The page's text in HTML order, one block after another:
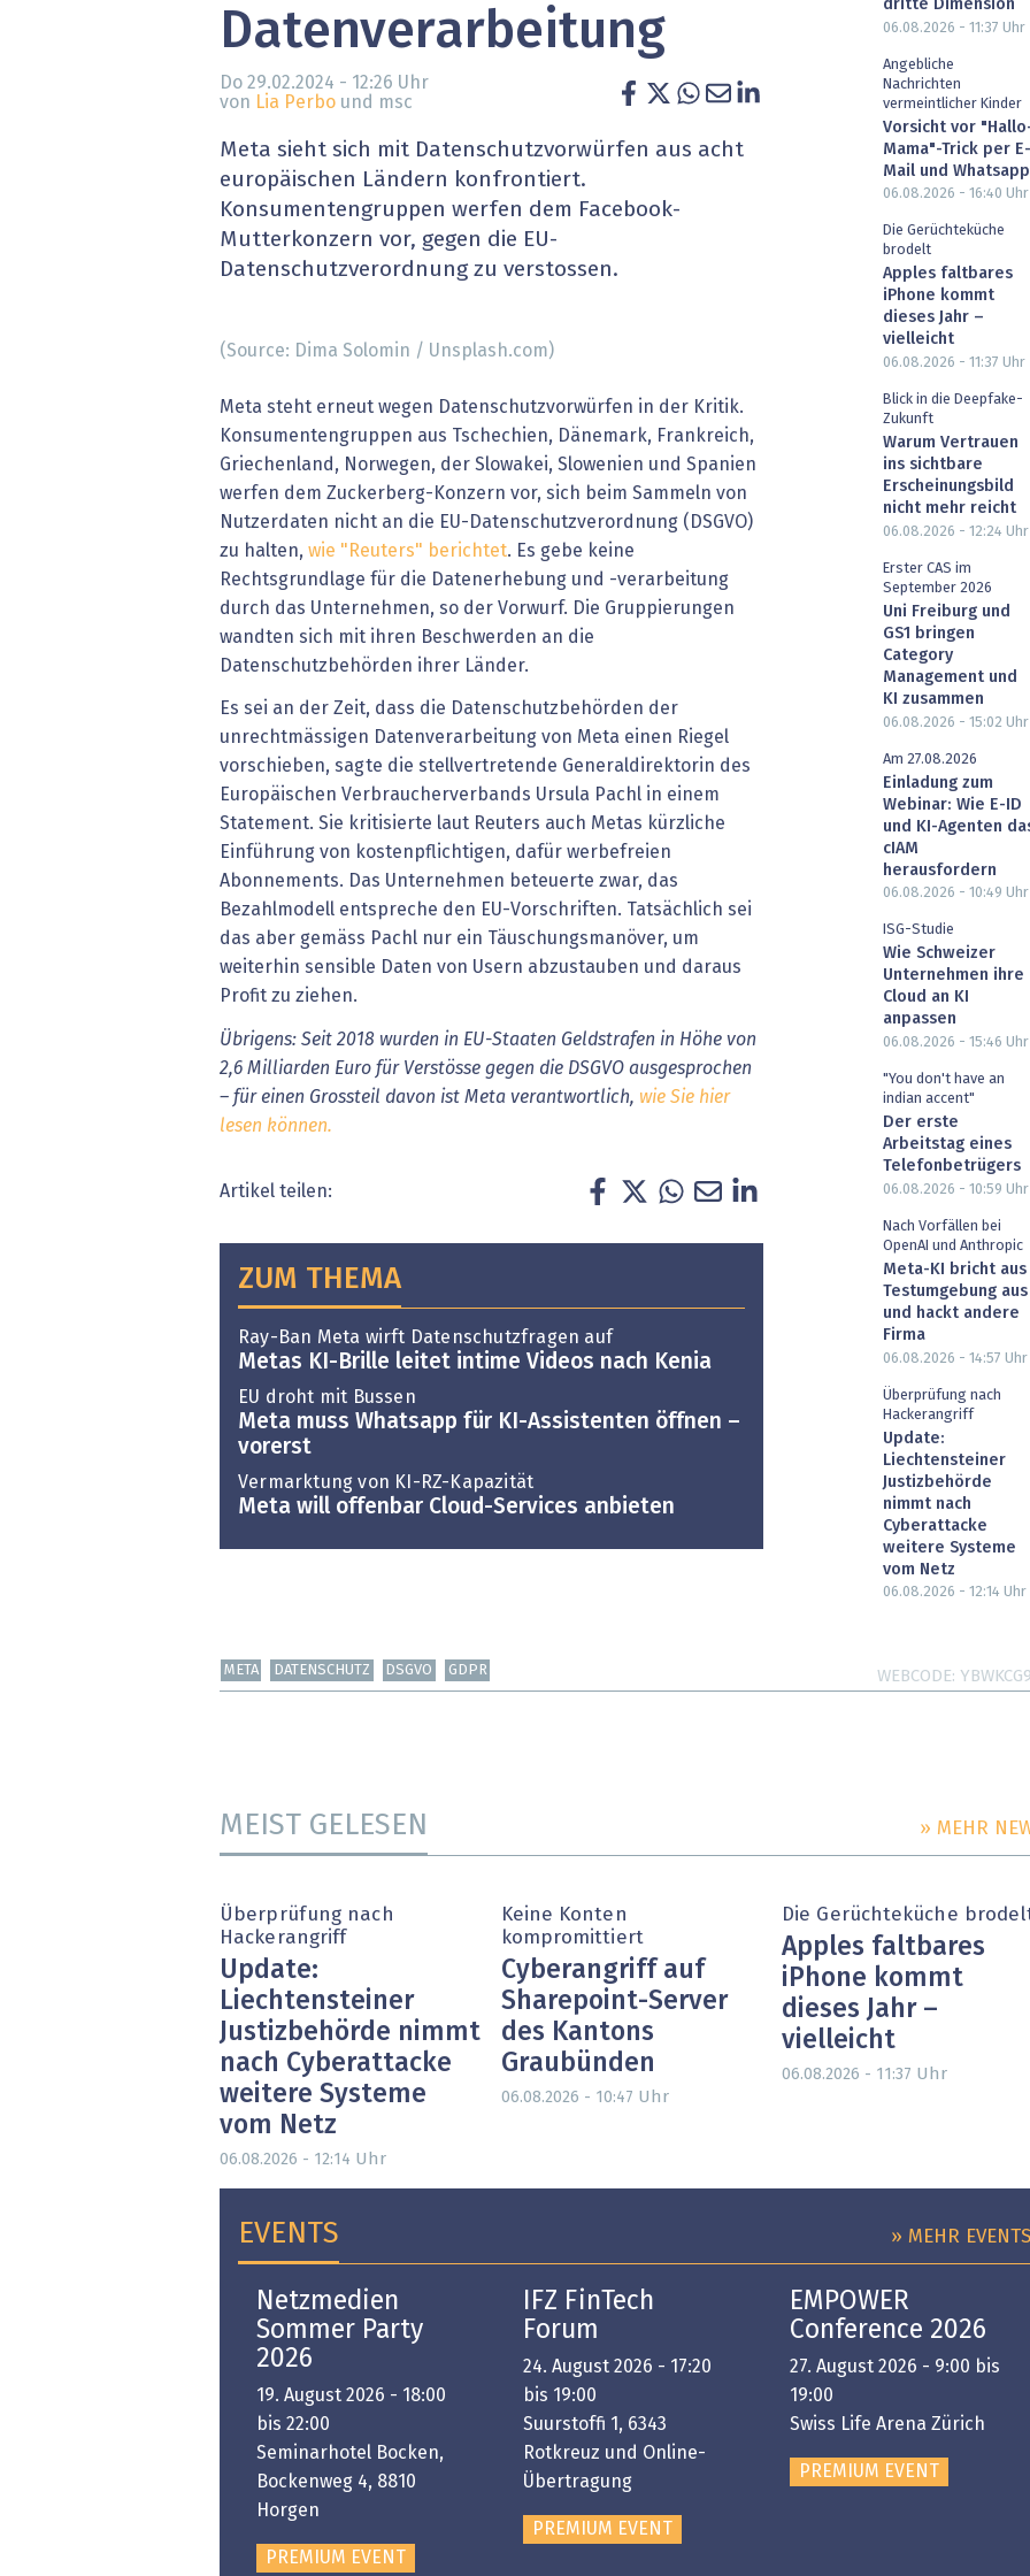
» alle News Gesundheit wird digital
EU-DSGVO
XaaS, Managed Services & Co.
Digital Banking
Artificial Intelligence
Finance 2030
Fintech & Insurtech
Professional AV & Digital Signage
Datenverarbeitung
Do 29.02.2024 - 12:26 Uhr
von Lia Perbo und msc
Meta sieht sich mit Datenschutzvorwürfen aus acht
europäischen Ländern konfrontiert.
Konsumentengruppen werfen dem Facebook-
Mutterkonzern vor, gegen die EU-
Datenschutzverordnung zu verstossen.
(Source: Dima Solomin / Unsplash.com)
Meta steht erneut wegen Datenschutzvorwürfen in der Kritik.
Konsumentengruppen aus Tschechien, Dänemark, Frankreich,
Griechenland, Norwegen, der Slowakei, Slowenien und Spanien
werfen dem Zuckerberg-Konzern vor, sich beim Sammeln von
Nutzerdaten nicht an die EU-Datenschutzverordnung (DSGVO)
zu halten, wie "Reuters" berichtet. Es gebe keine
Rechtsgrundlage für die Datenerhebung und -verarbeitung
durch das Unternehmen, so der Vorwurf. Die Gruppierungen
wandten sich mit ihren Beschwerden an die
Datenschutzbehörden ihrer Länder.
Es sei an der Zeit, dass die Datenschutzbehörden der
unrechtmässigen Datenverarbeitung von Meta einen Riegel
vorschieben, sagte die stellvertretende Generaldirektorin des
Europäischen Verbraucherverbands Ursula Pachl in einem
Statement. Sie kritisierte laut Reuters auch Metas kürzliche
Einführung von kostenpflichtigen, dafür werbefreien
Abonnements. Das Unternehmen beteuerte zwar, das
Bezahlmodell entspreche den EU-Vorschriften. Tatsächlich sei
das aber gemäss Pachl nur ein Täuschungsmanöver, um
weiterhin sensible Daten von Usern abzustauben und daraus
Profit zu ziehen.
Übrigens: Seit 2018 wurden in EU-Staaten Geldstrafen in Höhe von
2,6 Milliarden Euro für Verstösse gegen die DSGVO ausgesprochen
– für einen Grossteil davon ist Meta verantwortlich, wie Sie hier
lesen können.
Artikel teilen:
ZUM THEMA
Ray-Ban Meta wirft Datenschutzfragen auf
Metas KI-Brille leitet intime Videos nach Kenia
EU droht mit Bussen
Meta muss Whatsapp für KI-Assistenten öffnen –
vorerst
Vermarktung von KI-RZ-Kapazität
Meta will offenbar Cloud-Services anbieten
dritte Dimension
06.08.2026 - 11:37 Uhr
Angebliche
Nachrichten
vermeintlicher Kinder
Vorsicht vor
Mama"-Trick per E-
Mail und Whatsapp
06.08.2026 - 16:40 Uhr
Die Gerüchteküche
brodelt
Apples faltbares
iPhone kommt
dieses Jahr –
vielleicht
06.08.2026 - 11:37 Uhr
Blick in die Deepfake-
Zukunft
Warum Vertrauen
ins sichtbare
Erscheinungsbild
nicht mehr reicht
06.08.2026 - 12:24 Uhr
Erster CAS im
September 2026
Uni Freiburg und
GS1 bringen
Category
Management und
KI zusammen
06.08.2026 - 15:02 Uhr
Am 27.08.2026
Einladung zum
Webinar: Wie E-ID
und KI-Agenten
cIAM
herausfordern
06.08.2026 - 10:49 Uhr
ISG-Studie
Wie Schweizer
Unternehmen ihre
Cloud an KI
anpassen
06.08.2026 - 15:46 Uhr
"You don't have an
indian accent"
Der erste
Arbeitstag eines
Telefonbetrügers
06.08.2026 - 10:59 Uhr
Nach Vorfällen bei
OpenAI und Anthropic
Meta-KI bricht aus
Testumgebung aus
und hackt andere
Firma
06.08.2026 - 14:57 Uhr
Überprüfung nach
Hackerangriff
Update:
Liechtensteiner
Justizbehörde
nimmt nach
Cyberattacke
weitere Systeme
vom Netz
06.08.2026 - 12:14 Uhr
META DATENSCHUTZ DSGVO GDPR WEBCODE
MEIST GELESEN » MEHR
Überprüfung nach
Hackerangriff
Update:
Liechtensteiner
Justizbehörde nimmt
nach Cyberattacke
weitere Systeme
vom Netz
06.08.2026 - 12:14 Uhr
Keine Konten
kompromittiert
Cyberangriff auf
Sharepoint-Server
des Kantons
Graubünden
06.08.2026 - 10:47 Uhr
Die Gerüchteküche
Apples faltbares
iPhone kommt
dieses Jahr –
vielleicht
06.08.2026 - 11:37 Uhr
EVENTS » MEHR EVENTS
Netzmedien
Sommer Party
2026
19. August 2026 - 18:00
bis 22:00
Seminarhotel Bocken,
Bockenweg 4, 8810
Horgen
PREMIUM EVENT
IFZ FinTech
Forum
24. August 2026 - 17:20
bis 19:00
Suurstoffi 1, 6343
Rotkreuz und Online-
Übertragung
PREMIUM EVENT
EMPOWER
Conference 2026
27. August 2026 - 9:00 bis
19:00
Swiss Life Arena Zürich
PREMIUM EVENT